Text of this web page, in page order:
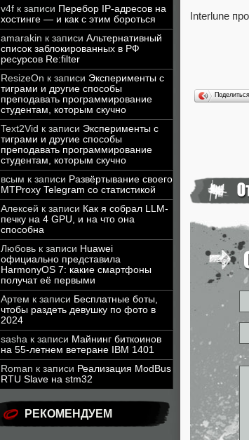
v4f к записи Перебор IP-адресов на
хостинге — и как с этим бороться
amarakin к записи Альтернативный
список заблокированных в РФ
ресурсов Re:filter
ResizeOn к записи Эксперименты с
тиграми и другие способы
преподавать программирование
студентам, которым скучно
Text2Vid к записи Эксперименты с
тиграми и другие способы
преподавать программирование
студентам, которым скучно
всым к записи Развёртывание своего
MTProxy Telegram со статистикой
Алексей к записи Как я собрал LLM-
печку на 4 GPU, и на что она
способна
Любовь к записи Huawei
официально представила
HarmonyOS 7: какие смартфоны
получат её первыми
Артем к записи Бесплатные боты,
чтобы раздеть девушку по фото в
2024
sasha к записи Майнинг биткоинов
на 55-летнем ветеране IBM 1401
Roman к записи Реализация ModBus
RTU Slave на stm32
РЕКОМЕНДУЕМ
Interlune
* -